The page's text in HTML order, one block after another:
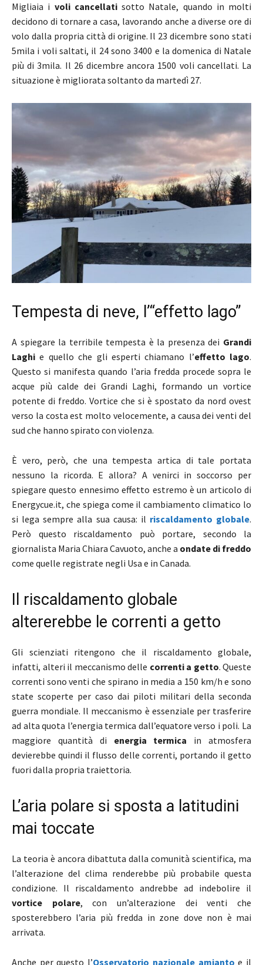
Migliaia i voli cancellatisotto Natale, quando in molti
decidono di tornare a casa, lavorando anche a diverse ore di
volo dalla propria città di origine. Il 23 dicembre sono stati
5mila i voli saltati, il 24 sono 3400 e la domenica di Natale
più di 3mila. Il 26 dicembre ancora 1500 voli cancellati. La
situazione è migliorata soltanto da martedì 27.
Tempesta di neve, l’“effetto lago”
A spiegare la terribile tempesta è la presenza dei Grandi
Laghi e quello che gli esperti chiamano l’effetto lago.
Questo si manifesta quando l’aria fredda procede sopra le
acque più calde dei Grandi Laghi, formando un vortice
potente di freddo. Vortice che si è spostato da nord ovest
verso la costa est molto velocemente, a causa dei venti del
sud che hanno spirato con violenza.
È vero, però, che una tempesta artica di tale portata
nessuno la ricorda. E allora? A venirci in soccorso per
spiegare questo ennesimo effetto estremo è un articolo di
Energycue.it, che spiega come il cambiamento climatico lo
si lega sempre alla sua causa: il riscaldamento globale.
Però questo riscaldamento può portare, secondo la
giornalista Maria Chiara Cavuoto, anche a ondate di freddo
come quelle registrate negli Usa e in Canada.
Il riscaldamento globale
altererebbe le correnti a getto
Gli scienziati ritengono che il riscaldamento globale,
infatti, alteri il meccanismo delle correnti a getto. Queste
correnti sono venti che spirano in media a 150 km/h e sono
state scoperte per caso dai piloti militari della seconda
guerra mondiale. Il meccanismo è essenziale per trasferire
ad alta quota l’energia termica dall’equatore verso i poli. La
maggiore quantità di energia termica in atmosfera
devierebbe quindi il flusso delle correnti, portando il getto
fuori dalla propria traiettoria.
L’aria polare si sposta a latitudini
mai toccate
La teoria è ancora dibattuta dalla comunità scientifica, ma
l’alterazione del clima renderebbe più probabile questa
condizione. Il riscaldamento andrebbe ad indebolire il
vortice polare, con un’alterazione dei venti che
sposterebbero l’aria più fredda in zone dove non è mai
arrivata.
Anche per questo l’Osservatorio nazionale amianto e il